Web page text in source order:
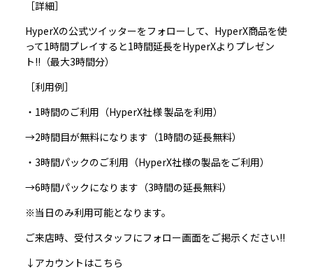
［詳細］
HyperXの公式ツイッターをフォローして、 HyperX商品を使
って1時間プレイすると1時間延長をHyperXよりプレゼン
ト!!（最大3時間分）
［利用例］
・ 1時間のご利用（HyperX社様 製品を利用）
→2時間目が無料になります（1時間の延長無料）
・ 3時間パックのご利用（HyperX社様の製品をご利用）
→6時間パックになります（3時間の延長無料）
※当日のみ利用可能となります。
ご来店時、受付スタッフにフォロー画面をご掲示ください!!
↓ アカウントはこちら